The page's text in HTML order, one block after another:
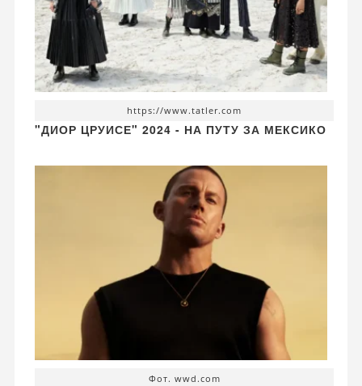
https://www.tatler.com
"ДИОР ЦРУИСЕ" 2024 - НА ПУТУ ЗА МЕКСИКО
Фот. wwd.com